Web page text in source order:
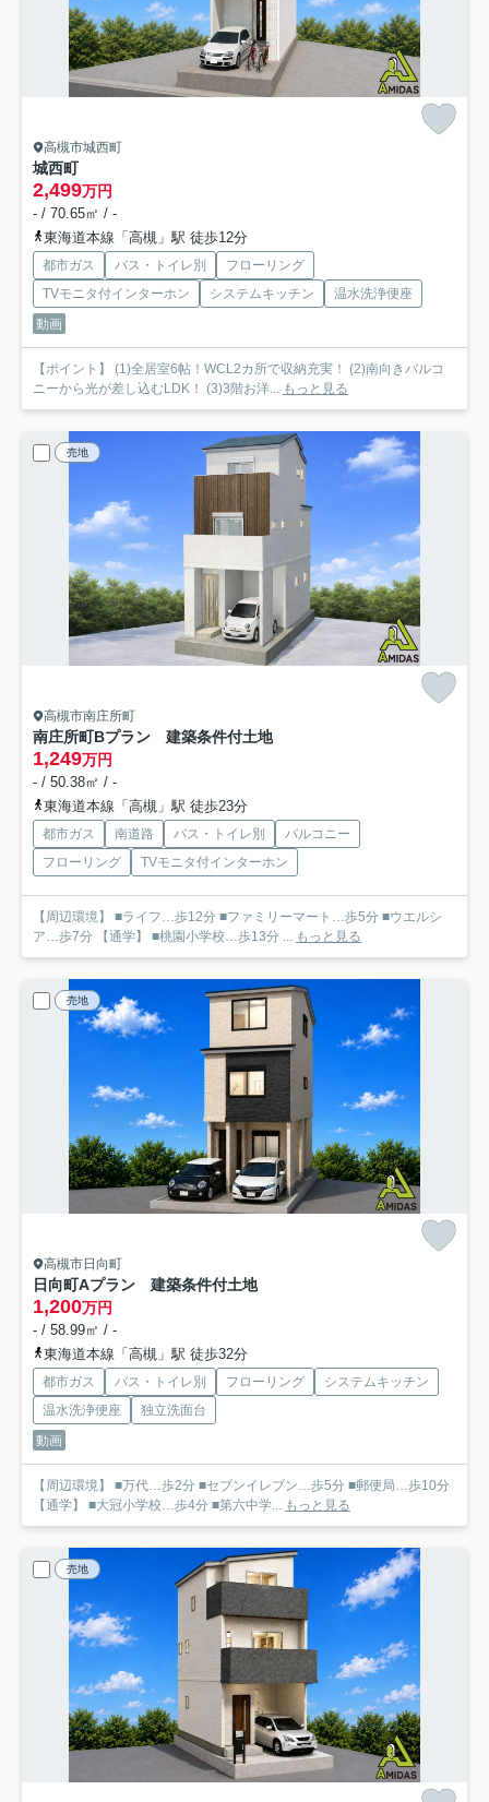
高槻市城西町
城西町
2,499万円
- / 70.65㎡ / -
東海道本線「高槻」駅 徒歩12分
都市ガス バス・トイレ別
フローリング
TVモニタ付インターホン
システムキッチン
温水洗浄便座
動画
【ポイント】 (1)全居室6帖！WCL2カ所で収納充実！ (2)南向きバルコ
ニーから光が差し込むLDK！ (3)3階お洋...
もっと見る
売地
高槻市南庄所町
南庄所町Bプラン 建築条件付土地
1,249万円
- / 50.38㎡ / -
東海道本線「高槻」駅 徒歩23分
都市ガス 南道路 バス・トイレ別
バルコニー
フローリング
TVモニタ付インターホン
【周辺環境】 ■ライフ…歩12分 ■ファミリーマート…歩5分 ■ウエルシ
ア…歩7分 【通学】 ■桃園小学校…歩13分 ... もっと見る
売地
高槻市日向町
日向町Aプラン 建築条件付土地
1,200万円
- / 58.99㎡ / -
東海道本線「高槻」駅 徒歩32分
都市ガス バス・トイレ別 フローリング
システムキッチン
温水洗浄便座
独立洗面台
動画
【周辺環境】 ■万代…歩2分 ■セブンイレブン…歩5分 ■郵便局…歩10分
【通学】 ■大冠小学校…歩4分 ■第六中学... もっと見る
売地